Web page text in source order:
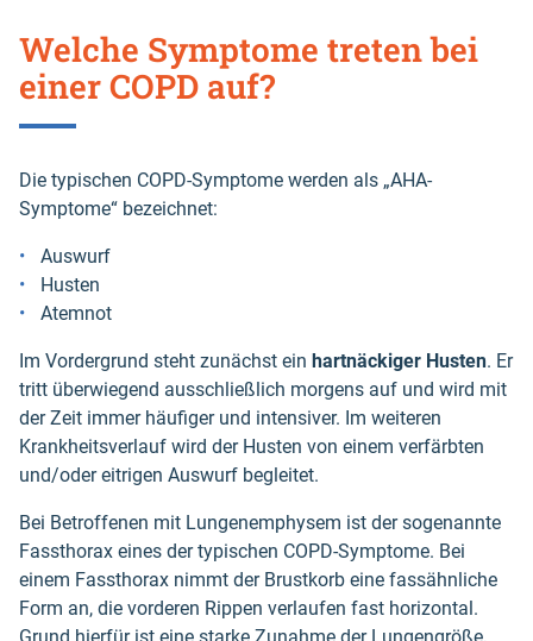
Welche Symptome treten bei
einer COPD auf?
Die typischen COPD-Symptome werden als „AHA-
Symptome“ bezeichnet:
Auswurf
Husten
Atemnot
Im Vordergrund steht zunächst ein hartnäckiger Husten. Er
tritt überwiegend ausschließlich morgens auf und wird mit
der Zeit immer häufiger und intensiver. Im weiteren
Krankheitsverlauf wird der Husten von einem verfärbten
und/oder eitrigen Auswurf begleitet.
Bei Betroffenen mit Lungenemphysem ist der sogenannte
Fassthorax eines der typischen COPD-Symptome. Bei
einem Fassthorax nimmt der Brustkorb eine fassähnliche
Form an, die vorderen Rippen verlaufen fast horizontal.